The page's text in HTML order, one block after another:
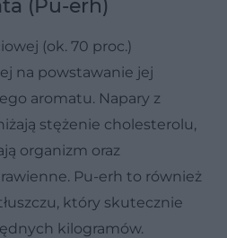
(Pu-erh)
(ok. 70 proc.)
na powstawanie jej
aromatu. Napary z
stężenie cholesterolu,
organizm oraz
Pu-erh to również
który skutecznie
kilogramów.